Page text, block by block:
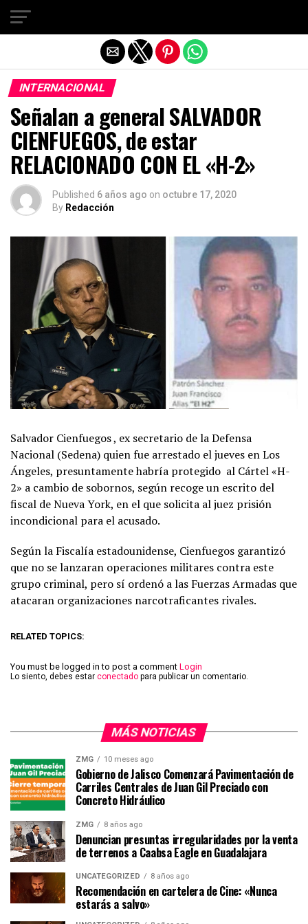
INTERNACIONAL
Señalan a general SALVADOR
CIENFUEGOS, de estar
RELACIONADO CON EL «H-2»
Published 6 años ago on octubre 17, 2020
By Redacción
Salvador Cienfuegos , ex secretario de la Defensa
Nacional (Sedena) quien fue arrestado el jueves en Los
Ángeles, presuntamente habría protegido al Cártel «H-
2» a cambio de sobornos, según recoge un escrito del
fiscal de Nueva York, en el que solicita al juez prisión
incondicional para el acusado.
Según la Fiscalía estadounidense, Cienfuegos garantizó
que no se lanzaran operaciones militares contra este
grupo criminal, pero sí ordenó a las Fuerzas Armadas que
atacaran organizaciones narcotraficantes rivales.
RELATED TOPICS:
You must be logged in to post a comment Login
Lo siento, debes estar conectado para publicar un comentario.
MÁS NOTICIAS
ZMG 10 meses ago
Gobierno de Jalisco Comenzará Pavimentación de
Carriles Centrales de Juan Gil Preciado con
Concreto Hidráulico
ZMG 8 años ago
Denuncian presuntas irregularidades por la venta
de terrenos a Caabsa Eagle en Guadalajara
UNCATEGORIZED 8 años ago
Recomendación en cartelera de Cine: «Nunca
estarás a salvo»